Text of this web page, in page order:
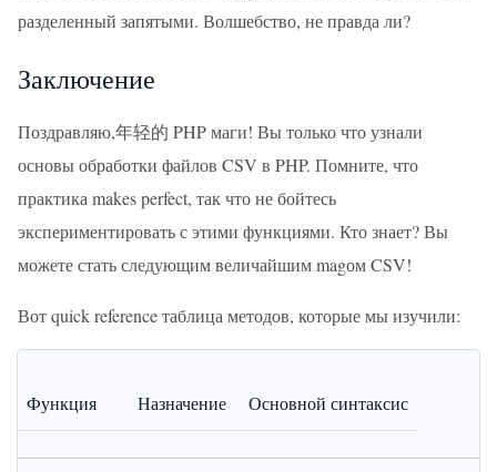
разделенный запятыми. Волшебство, не правда ли?
Заключение
Поздравляю,年轻的 PHP маги! Вы только что узнали
основы обработки файлов CSV в PHP. Помните, что
практика makes perfect, так что не бойтесь
экспериментировать с этими функциями. Кто знает? Вы
можете стать следующим величайшим magом CSV!
Вот quick reference таблица методов, которые мы изучили:
Функция Назначение Основной синтаксис